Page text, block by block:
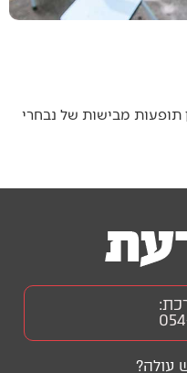
מבישות של נבחרי
עולה?